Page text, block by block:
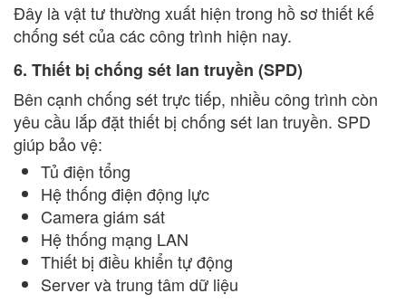
Đây là vật tư thường xuất hiện trong hồ sơ thiết kế
chống sét của các công trình hiện nay.
6. Thiết bị chống sét lan truyền (SPD)
Bên cạnh chống sét trực tiếp, nhiều công trình còn
yêu cầu lắp đặt thiết bị chống sét lan truyền. SPD
giúp bảo vệ:
Tủ điện tổng
Hệ thống điện động lực
Camera giám sát
Hệ thống mạng LAN
Thiết bị điều khiển tự động
Server và trung tâm dữ liệu